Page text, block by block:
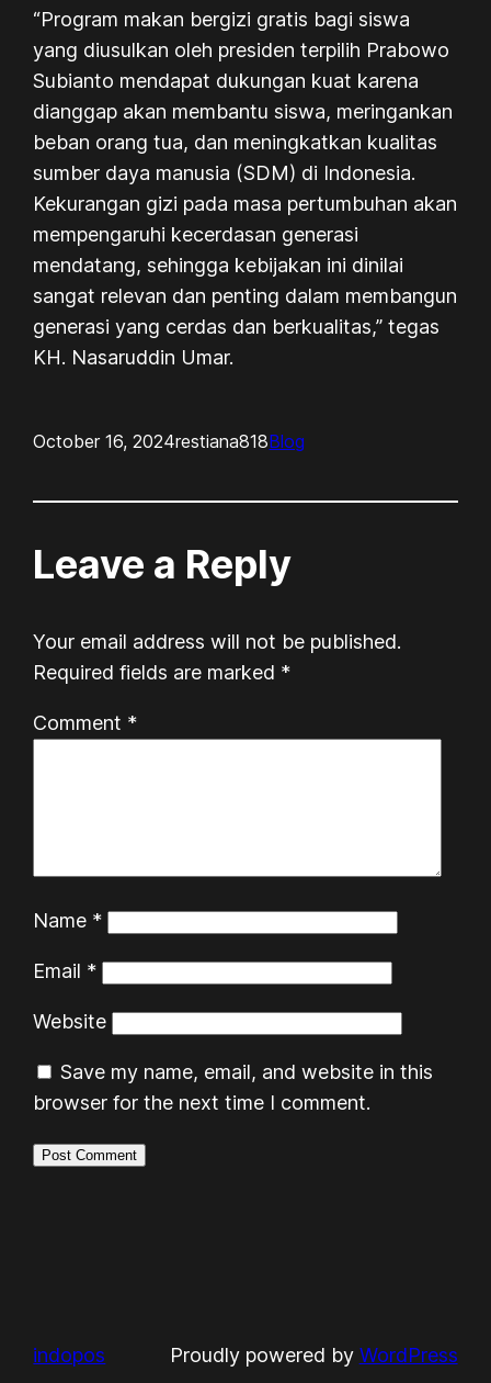
“Program makan bergizi gratis bagi siswa
yang diusulkan oleh presiden terpilih Prabowo
Subianto mendapat dukungan kuat karena
dianggap akan membantu siswa, meringankan
beban orang tua, dan meningkatkan kualitas
sumber daya manusia (SDM) di Indonesia.
Kekurangan gizi pada masa pertumbuhan akan
mempengaruhi kecerdasan generasi
mendatang, sehingga kebijakan ini dinilai
sangat relevan dan penting dalam membangun
generasi yang cerdas dan berkualitas,” tegas
KH. Nasaruddin Umar.
October 16, 2024restiana818Blog
Leave a Reply
Your email address will not be published.
Required fields are marked *
Comment *
Name *
Email *
Website
Save my name, email, and website in this
browser for the next time I comment.
indopos Proudly powered by WordPress